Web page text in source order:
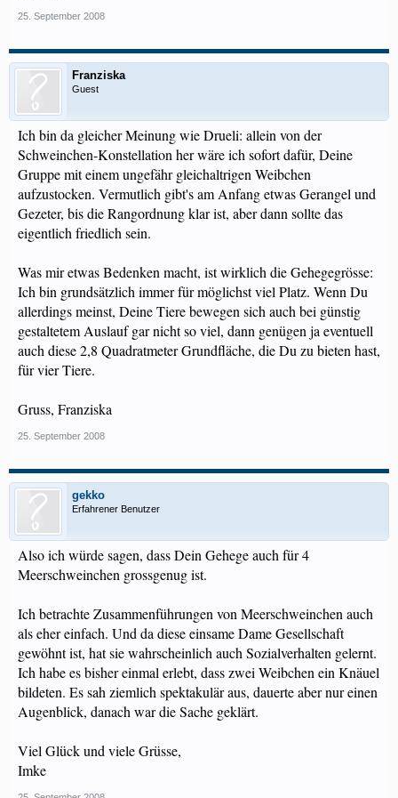
25. September 2008
Franziska
Guest
Ich bin da gleicher Meinung wie Drueli: allein von der
Schweinchen-Konstellation her wäre ich sofort dafür, Deine
Gruppe mit einem ungefähr gleichaltrigen Weibchen
aufzustocken. Vermutlich gibt's am Anfang etwas Gerangel und
Gezeter, bis die Rangordnung klar ist, aber dann sollte das
eigentlich friedlich sein.
Was mir etwas Bedenken macht, ist wirklich die Gehegegrösse:
Ich bin grundsätzlich immer für möglichst viel Platz. Wenn Du
allerdings meinst, Deine Tiere bewegen sich auch bei günstig
gestaltetem Auslauf gar nicht so viel, dann genügen ja eventuell
auch diese 2,8 Quadratmeter Grundfläche, die Du zu bieten hast,
für vier Tiere.
Gruss, Franziska
25. September 2008
gekko
Erfahrener Benutzer
Also ich würde sagen, dass Dein Gehege auch für 4
Meerschweinchen grossgenug ist.
Ich betrachte Zusammenführungen von Meerschweinchen auch
als eher einfach. Und da diese einsame Dame Gesellschaft
gewöhnt ist, hat sie wahrscheinlich auch Sozialverhalten gelernt.
Ich habe es bisher einmal erlebt, dass zwei Weibchen ein Knäuel
bildeten. Es sah ziemlich spektakulär aus, dauerte aber nur einen
Augenblick, danach war die Sache geklärt.
Viel Glück und viele Grüsse,
Imke